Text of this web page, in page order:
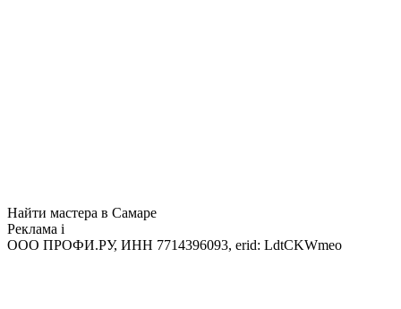
Найти мастера в Самаре
Реклама i
ООО ПРОФИ.РУ, ИНН 7714396093, erid: LdtCKWmeo